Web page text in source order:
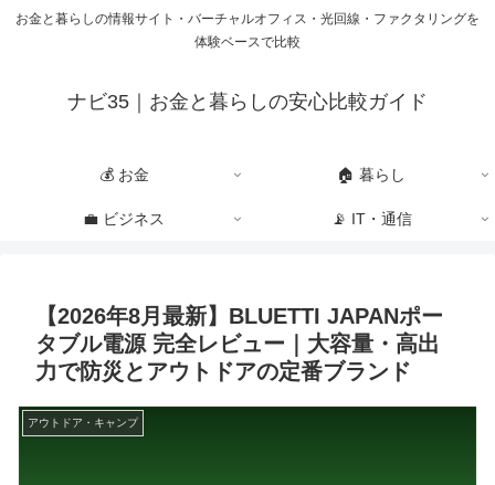
お金と暮らしの情報サイト・バーチャルオフィス・光回線・ファクタリングを
体験ベースで比較
ナビ35｜お金と暮らしの安心比較ガイド
💰 お金 🏠 暮らし
💼 ビジネス 📡 IT・通信
【2026年8月最新】BLUETTI JAPANポー
タブル電源 完全レビュー｜大容量・高出
力で防災とアウトドアの定番ブランド
アウトドア・キャンプ